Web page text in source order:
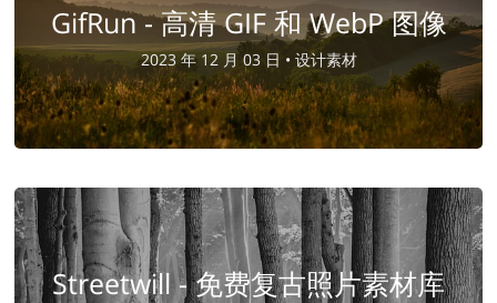
GifRun - 高清 GIF 和 WebP 图像
2023 年 12 月 03 日 • 设计素材
Streetwill - 免费复古照片素材库